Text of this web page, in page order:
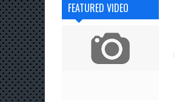
FEATURED VIDEO